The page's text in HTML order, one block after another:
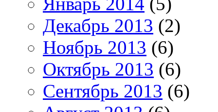
Декабрь 2013 (2)
Ноябрь 2013 (6)
Октябрь 2013 (6)
Сентябрь 2013 (6)